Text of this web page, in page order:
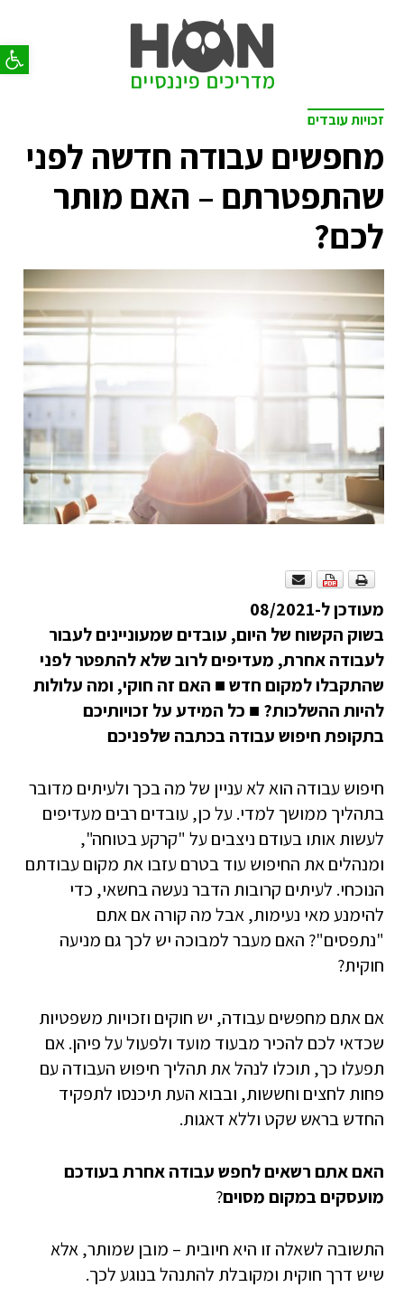
פתח
זכויות עובדים
מחפשים עבודה חדשה לפני
שהתפטרתם – האם מותר
לכם?
מעודכן ל-08/2021
בשוק הקשוח של היום, עובדים שמעוניינים לעבור
לעבודה אחרת, מעדיפים לרוב שלא להתפטר לפני
שהתקבלו למקום חדש■ האם זה חוקי, ומה עלולות
להיות ההשלכות? ■ כל המידע על זכויותיכם
בתקופת חיפוש עבודה בכתבה שלפניכם
חיפוש עבודה הוא לא עניין של מה בכך ולעיתים מדובר
בתהליך ממושך למדי. על כן, עובדים רבים מעדיפים
לעשות אותו בעודם ניצבים על "קרקע בטוחה",
ומנהלים את החיפוש עוד בטרם עזבו את מקום עבודתם
הנוכחי. לעיתים קרובות הדבר נעשה בחשאי, כדי
להימנע מאי נעימות, אבל מה קורה אם אתם
"נתפסים"? האם מעבר למבוכה יש לכך גם מניעה
חוקית?
אם אתם מחפשים עבודה, יש חוקים וזכויות משפטיות
שכדאי לכם להכיר מבעוד מועד ולפעול על פיהן. אם
תפעלו כך, תוכלו לנהל את תהליך חיפוש העבודה עם
פחות לחצים וחששות, ובבוא העת תיכנסו לתפקיד
החדש בראש שקט וללא דאגות.
האם אתם רשאים לחפש עבודה אחרת בעודכם
מועסקים במקום מסוים?
התשובה לשאלה זו היא חיובית – מובן שמותר, אלא
שיש דרך חוקית ומקובלת להתנהל בנוגע לכך.